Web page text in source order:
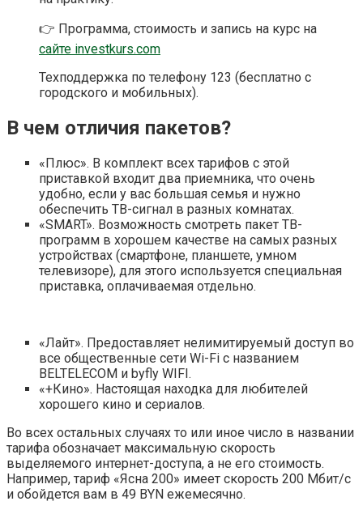
👉 Программа, стоимость и запись на курс на
сайте investkurs.com
Техподдержка по телефону 123 (бесплатно с
городского и мобильных).
В чем отличия пакетов?
«Плюс». В комплект всех тарифов с этой
приставкой входит два приемника, что очень
удобно, если у вас большая семья и нужно
обеспечить ТВ-сигнал в разных комнатах.
«SMART». Возможность смотреть пакет ТВ-
программ в хорошем качестве на самых разных
устройствах (смартфоне, планшете, умном
телевизоре), для этого используется специальная
приставка, оплачиваемая отдельно.
«Лайт». Предоставляет нелимитируемый доступ во
все общественные сети Wi-Fi с названием
BELTELECOM и byfly WIFI.
«+Кино». Настоящая находка для любителей
хорошего кино и сериалов.
Во всех остальных случаях то или иное число в названии
тарифа обозначает максимальную скорость
выделяемого интернет-доступа, а не его стоимость.
Например, тариф «Ясна 200» имеет скорость 200 Мбит/с
и обойдется вам в 49 BYN ежемесячно.